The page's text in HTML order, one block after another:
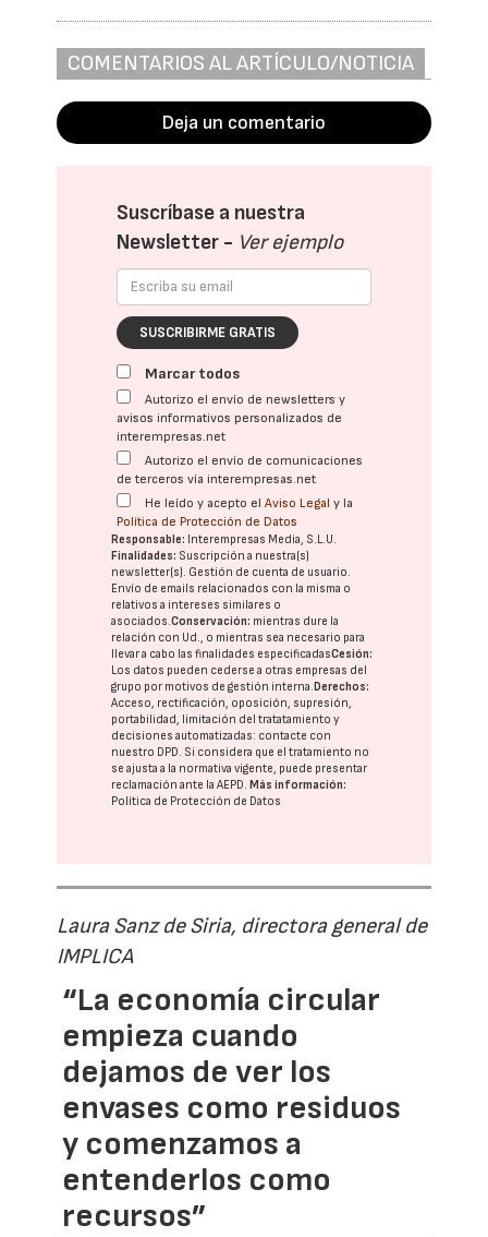
COMENTARIOS AL ARTÍCULO/NOTICIA
Deja un comentario
Suscríbase a nuestra
Newsletter - Ver ejemplo
SUSCRIBIRME GRATIS
Marcar todos
Autorizo el envío de newsletters y
avisos informativos personalizados de
interempresas.net
Autorizo el envío de comunicaciones
de terceros vía interempresas.net
He leído y acepto elAviso Legal y la
Política de Protección de Datos
Responsable: Interempresas Media, S.L.U.
Finalidades: Suscripción a nuestra(s)
newsletter(s). Gestión de cuenta de usuario.
Envío de emails relacionados con la misma o
relativos a intereses similares o
asociados.Conservación: mientras dure la
relación con Ud., o mientras sea necesario para
llevar a cabo las finalidades especificadasCesión:
Los datos pueden cederse a otras empresas del
grupo por motivos de gestión interna.Derechos:
Acceso, rectificación, oposición, supresión,
portabilidad, limitación del tratatamiento y
decisiones automatizadas: contacte con
nuestro DPD . Si considera que el tratamiento no
se ajusta a la normativa vigente, puede presentar
reclamación ante laAEPD .Más información:
Política de Protección de Datos
Laura Sanz de Siria, directora general de
IMPLICA
“La economía circular
empieza cuando
dejamos de ver los
envases como residuos
y comenzamos a
entenderlos como
recursos”